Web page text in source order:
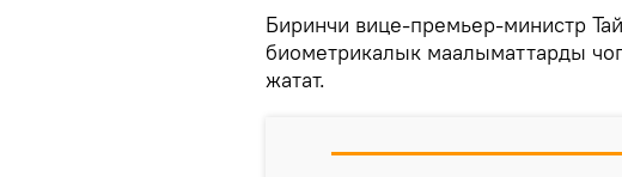
Биринчи вице-премьер-министр
биометрикалык маалыматтарды
жатат.